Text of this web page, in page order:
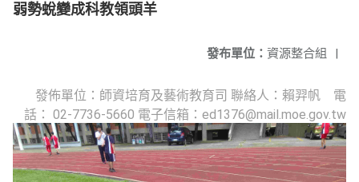
弱勢蛻變成科教領頭羊
發布單位： 資源整合組 |
發佈單位：師資培育及藝術教育司 聯絡人：賴羿帆 電
話： 02-7736-5660 電子信箱：ed1376@mail.moe.gov.tw